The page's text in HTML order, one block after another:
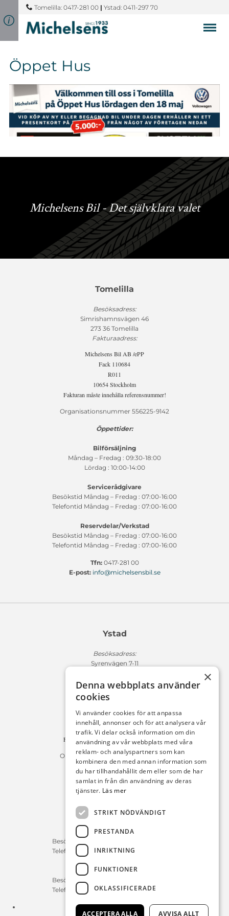
Tomelilla: 0417-281 00 | Ystad: 0411-297 70
Öppet Hus
Michelsens Bil - Det självklara valet
Tomelilla
Besöksadress:
Simrishamnsvägen 46
273 36 Tomelilla
Fakturaadress:
Michelsens Bil AB /ePP
Fack 110684
R011
10654 Stockholm
Fakturan måste innehålla referensnummer!
Organisationsnummer 556225-9142
Öppettider:
Bilförsäljning
Måndag – Fredag : 09:30-18:00
Lördag : 10:00-14:00
Servicerådgivare
Besökstid Måndag – Fredag : 07:00-16:00
Telefontid Måndag – Fredag : 07:00-16:00
Reservdelar/Verkstad
Besökstid Måndag – Fredag : 07:00-16:00
Telefontid Måndag – Fredag : 07:00-16:00
Tfn:0417-281 00
E-post: info@michelsensbil.se
Ystad
Besöksadress:
Syrenvägen 7-11
Fakturaadress:
Michelsens Bil AB /ePP
10654 Stockholm
Fakturan måste innehålla referensnummer!
Organisationsnummer 556225-9142
Öppettider:
Bilförsäljning
Lördag : 10:00-14:00
Servicerådgivare
Besökstid Måndag – Fredag : 07:00-16:00
Telefontid Måndag – Fredag : 07:00-16:00
Reservdelar/Verkstad
Besökstid Måndag – Fredag : 07:00-16:00
Telefontid Måndag – Fredag : 07:00-16:00
0411-297 70
×
Denna webbplats använder
cookies
Vi använder cookies för att anpassa
innehåll, annonser och för att analysera vår
trafik. Vi delar också information om din
användning av vår webbplats med våra
reklam- och analyspartners som kan
kombinera den med annan information som
du har tillhandahållit dem eller som de har
samlat in från din användning av deras
tjänster. Läs mer
STRIKT NÖDVÄNDIGT
PRESTANDA
INRIKTNING
FUNKTIONER
OKLASSIFICERADE
ACCEPTERA ALLA AVVISA ALLT